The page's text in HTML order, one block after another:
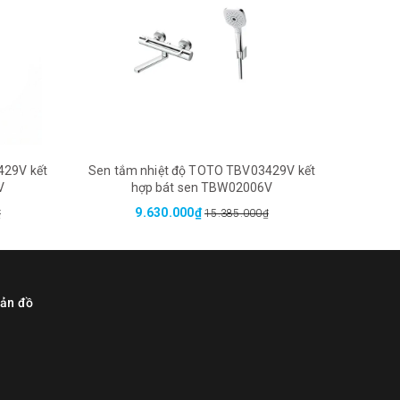
kết
Sen tắm nhiệt độ TOTO TBV03429V kết
hợp bát sen TBW02006V
9.630.000₫ 15.385.000₫
đồ